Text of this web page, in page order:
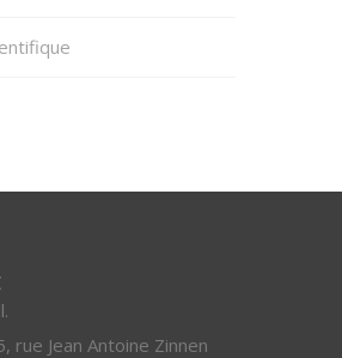
rue Jean Antoine Zinnen